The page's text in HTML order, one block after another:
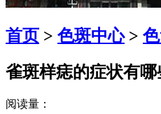
首页 > 色斑中心>
雀斑样痣的症状有哪
阅读量：